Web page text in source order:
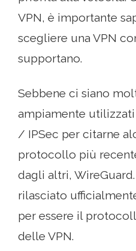
VPN, è importante
scegliere una VPN
supportano.
Sebbene ci siano
ampiamente utilizzati
/ IPSec per citarne
protocollo più
dagli altri,
rilasciato
per essere il
delle VPN.